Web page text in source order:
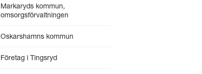
Markaryds kommun,
omsorgsförvaltningen
Oskarshamns kommun
Företag i Tingsryd